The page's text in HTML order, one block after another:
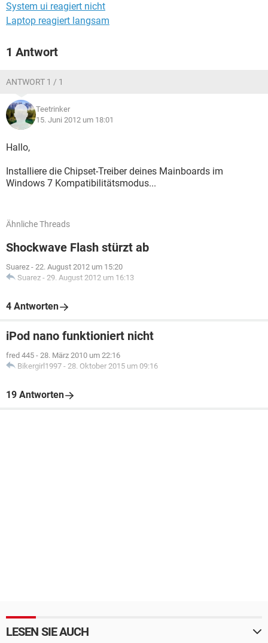
System ui reagiert nicht
Laptop reagiert langsam
1 Antwort
ANTWORT 1 / 1
Teetrinker
15. Juni 2012 um 18:01
Hallo,
Installiere die Chipset-Treiber deines Mainboards im
Windows 7 Kompatibilitätsmodus...
Ähnliche Threads
Shockwave Flash stürzt ab
Suarez - 22. August 2012 um 15:20
Suarez - 29. August 2012 um 16:13
4 Antworten
iPod nano funktioniert nicht
fred 445 - 28. März 2010 um 22:16
Bikergirl1997 - 28. Oktober 2015 um 09:16
19 Antworten
LESEN SIE AUCH